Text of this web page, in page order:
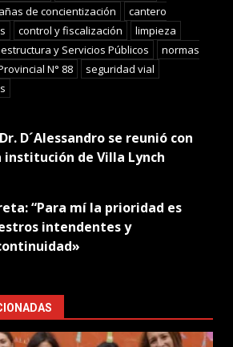
de concientización
cantero
control y fiscalización
limpieza
y Servicios Públicos
normas
N° 88
seguridad vial
D´Alessandro se reunió con
institución de Villa Lynch
“Para mí la prioridad es
intendentes y